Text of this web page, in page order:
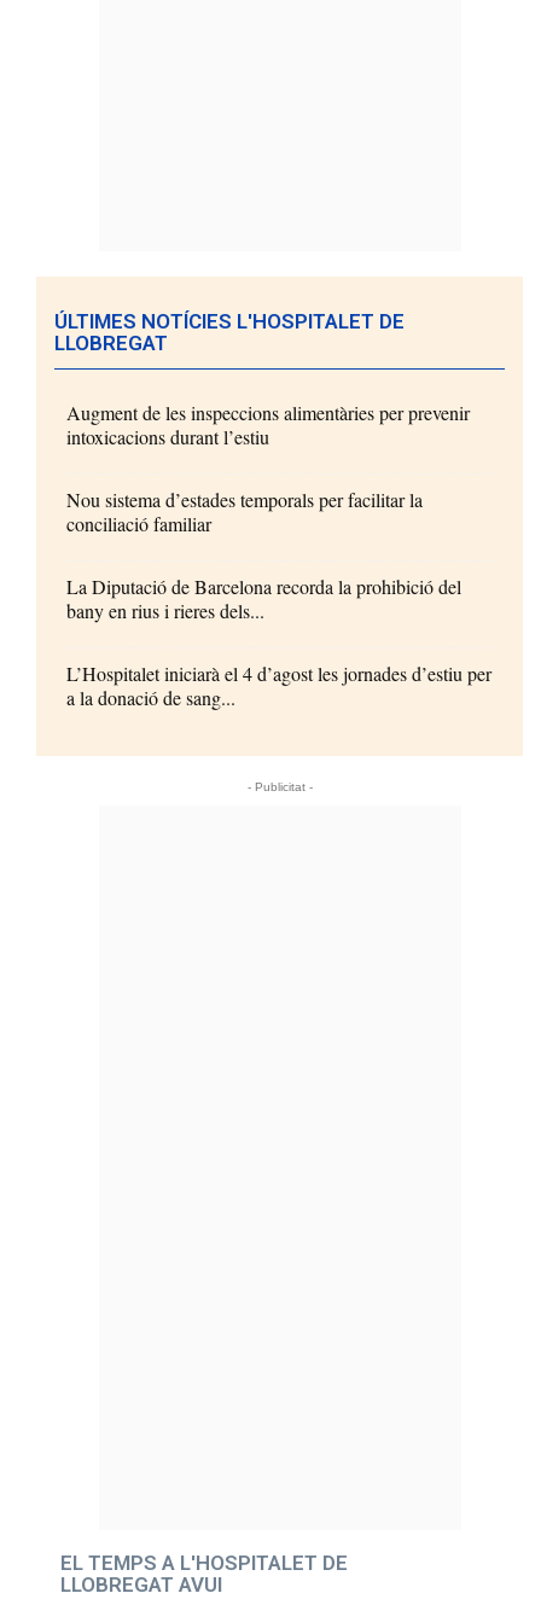
ÚLTIMES NOTÍCIES L'HOSPITALET DE
LLOBREGAT
Augment de les inspeccions alimentàries per prevenir
intoxicacions durant l’estiu
Nou sistema d’estades temporals per facilitar la
conciliació familiar
La Diputació de Barcelona recorda la prohibició del
bany en rius i rieres dels...
L’Hospitalet iniciarà el 4 d’agost les jornades d’estiu per
a la donació de sang...
- Publicitat -
EL TEMPS A L'HOSPITALET DE
LLOBREGAT AVUI